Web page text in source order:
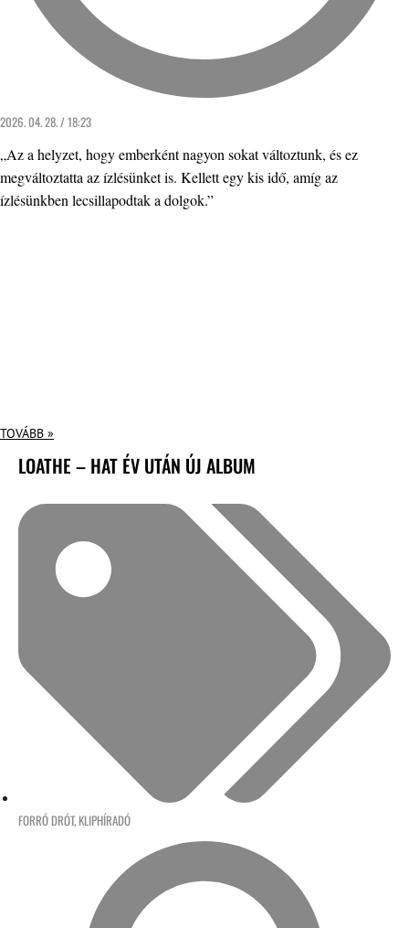
2026. 04. 28. / 18:23
„Az a helyzet, hogy emberként nagyon sokat változtunk, és ez
megváltoztatta az ízlésünket is. Kellett egy kis idő, amíg az
ízlésünkben lecsillapodtak a dolgok.”
TOVÁBB »
LOATHE – HAT ÉV UTÁN ÚJ ALBUM
FORRÓ DRÓT, KLIPHÍRADÓ